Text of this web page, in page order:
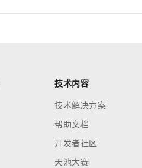
技术内容
技术解决方案
帮助文档
开发者社区
天池大赛